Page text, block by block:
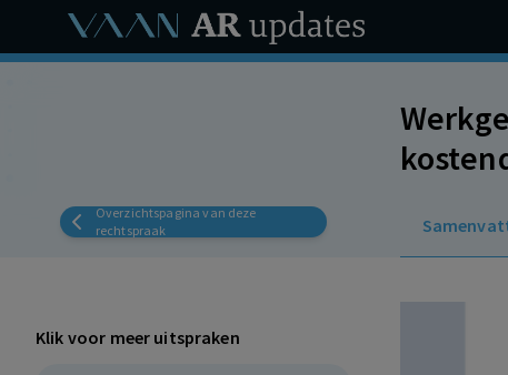
Overzichtspagina van deze
rechtspraak
Klik voor meer uitspraken